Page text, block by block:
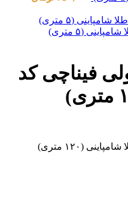
(۵ متری)
فیناچی کد
(۱۲۰ متری)